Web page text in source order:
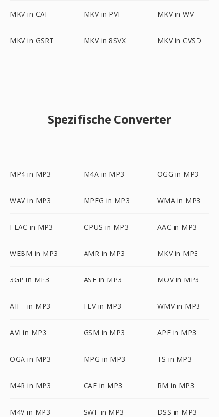
MKV in CAF MKV in PVF MKV in WV
MKV in GSRT MKV in 8SVX MKV in CVSD
Spezifische Converter
MP4 in MP3 M4A in MP3 OGG in MP3
WAV in MP3 MPEG in MP3 WMA in MP3
FLAC in MP3 OPUS in MP3 AAC in MP3
WEBM in MP3 AMR in MP3 MKV in MP3
3GP in MP3 ASF in MP3 MOV in MP3
AIFF in MP3 FLV in MP3 WMV in MP3
AVI in MP3 GSM in MP3 APE in MP3
OGA in MP3 MPG in MP3 TS in MP3
M4R in MP3 CAF in MP3 RM in MP3
M4V in MP3 SWF in MP3 DSS in MP3